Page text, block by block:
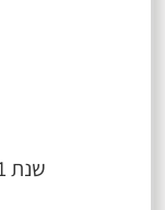
שנת 2021 תהיה שנה גדולה ל-AI.